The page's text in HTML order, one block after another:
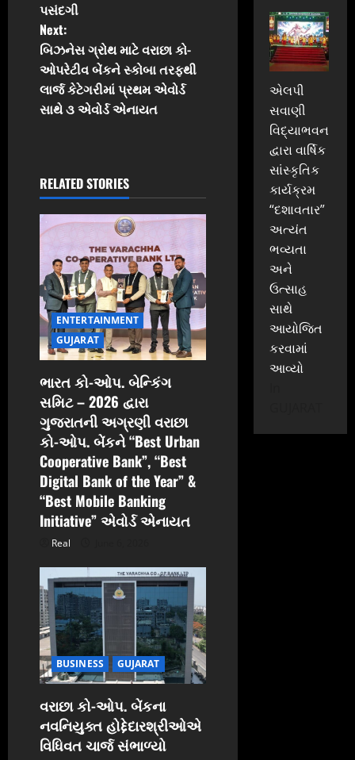
t
n
a
i
g
a
t
i
o
n
પસંદગી
Next:
બિઝનેસ ગ્રોથ માટે વરાછા કો-
ઓપરેટીવ બેંકને સ્કોબા તરફથી
લાર્જ કેટેગરીમાં પ્રથમ એવોર્ડ
સાથે ૩ એવોર્ડ એનાયત
RELATED STORIES
ENTERTAINMENT
GUJARAT
ભારત કો-ઓપ. બેન્કિંગ
સમિટ – 2026 દ્વારા
ગુજરાતની અગ્રણી વરાછા
કો-ઓપ. બેંકને “Best Urban
Cooperative Bank”, “Best
Digital Bank of the Year” &
“Best Mobile Banking
Initiative” એવોર્ડ એનાયત
Real
BUSINESS GUJARAT
વરાછા કો-ઓપ. બેંકના
નવનિયુક્ત હોદ્દેદારશ્રીઓએ
વિધિવત ચાર્જ સંભાળ્યો
એલપી
સવાણી
વિદ્યાભવન
દ્વારા વાર્ષિક
સાંસ્કૃતિક
કાર્યક્રમ
“દશાવતાર”
અત્યંત
ભવ્યતા
અને
ઉત્સાહ
સાથે
આયોજિત
કરવામાં
આવ્યો